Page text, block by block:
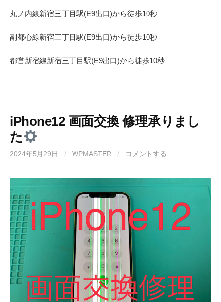
丸ノ内線新宿三丁目駅(E9出口)から徒歩10秒
副都心線新宿三丁目駅(E9出口)から徒歩10秒
都営新宿線新宿三丁目駅(E9出口)から徒歩10秒
iPhone12 画面交換 修理承りまし
た
2024年5月29日 / WPMASTER / コメントする